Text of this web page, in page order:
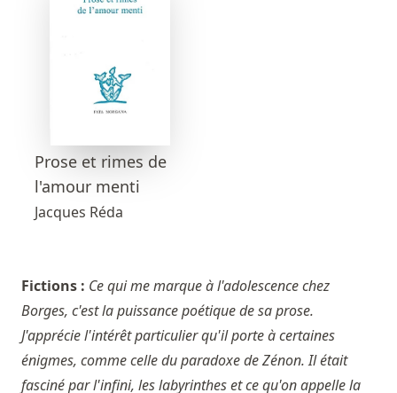
Prose et rimes de
l'amour menti
Jacques Réda
Fictions : Ce qui me marque à l'adolescence chez
Borges, c'est la puissance poétique de sa prose.
J'apprécie l'intérêt particulier qu'il porte à certaines
énigmes, comme celle du paradoxe de Zénon. Il était
fasciné par l'infini, les labyrinthes et ce qu'on appelle la